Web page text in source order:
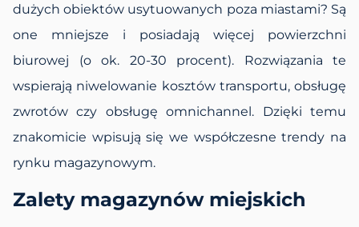
dużych obiektów usytuowanych poza miastami? Są
one mniejsze i posiadają więcej powierzchni
biurowej (o ok. 20-30 procent). Rozwiązania te
wspierają niwelowanie kosztów transportu, obsługę
zwrotów czy obsługę omnichannel. Dzięki temu
znakomicie wpisują się we współczesne trendy na
rynku magazynowym.
Zalety magazynów miejskich